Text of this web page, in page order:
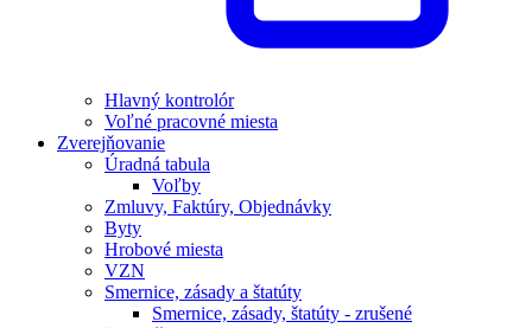
Hlavný kontrolór
Voľné pracovné miesta
Zverejňovanie
Úradná tabula
Voľby
Zmluvy, Faktúry, Objednávky
Byty
Hrobové miesta
VZN
Smernice, zásady a štatúty
Smernice, zásady, štatúty - zrušené